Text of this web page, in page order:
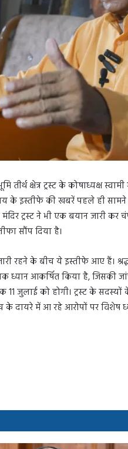
क्षेत्र ट्रस्ट के कोषाध्यक्ष
के इस्तीफे की खबरें पहले ही
ट्रस्ट ने भी एक बयान जारी कर
सौंप दिया है।
रहने के बीच ये इस्तीफे आए हैं।
आकर्षित किया है, जिसकी
11 जुलाई को होगी। ट्रस्ट के
दायरे में आ रहे आरोपों पर विशेष